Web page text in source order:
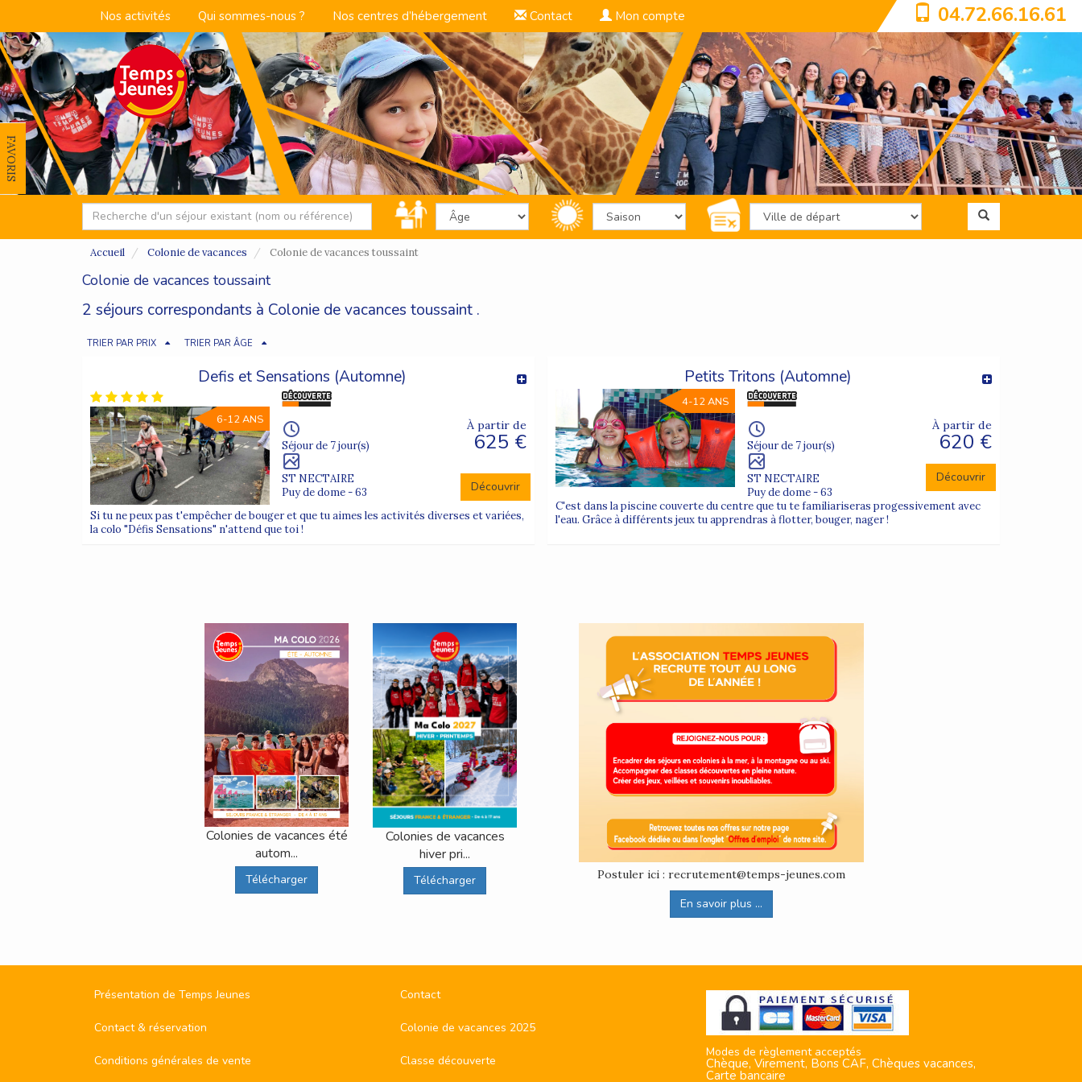
Nos activités Qui sommes-nous ? Nos centres d’hébergement Contact Mon compte 04.72.66.16.61
FAVORIS
Accueil Colonie de vacances Colonie de vacances toussaint
Colonie de vacances toussaint
2 séjours correspondants à Colonie de vacances toussaint .
TRIER PAR PRIX TRIER PAR ÂGE
Defis et Sensations (Automne)
6-12 ANS
Séjour de 7 jour(s)
ST NECTAIRE
Puy de dome - 63
À partir de
625 €
Découvrir
Si tu ne peux pas t'empêcher de bouger et que tu aimes les activités diverses et variées,
la colo "Défis Sensations" n'attend que toi !
Petits Tritons (Automne)
4-12 ANS
Séjour de 7 jour(s)
ST NECTAIRE
Puy de dome - 63
À partir de
620 €
Découvrir
C'est dans la piscine couverte du centre que tu te familiariseras progessivement avec
l'eau. Grâce à différents jeux tu apprendras à flotter, bouger, nager !
Colonies de vacances été
autom...
Télécharger
Colonies de vacances
hiver pri...
Télécharger Postuler ici : recrutement@temps-jeunes.com
En savoir plus ...
Présentation de Temps Jeunes
Contact & réservation
Conditions générales de vente
Contact
Colonie de vacances 2025
Classe découverte
Modes de règlement acceptés
Chèque, Virement, Bons CAF, Chèques vacances,
Carte bancaire